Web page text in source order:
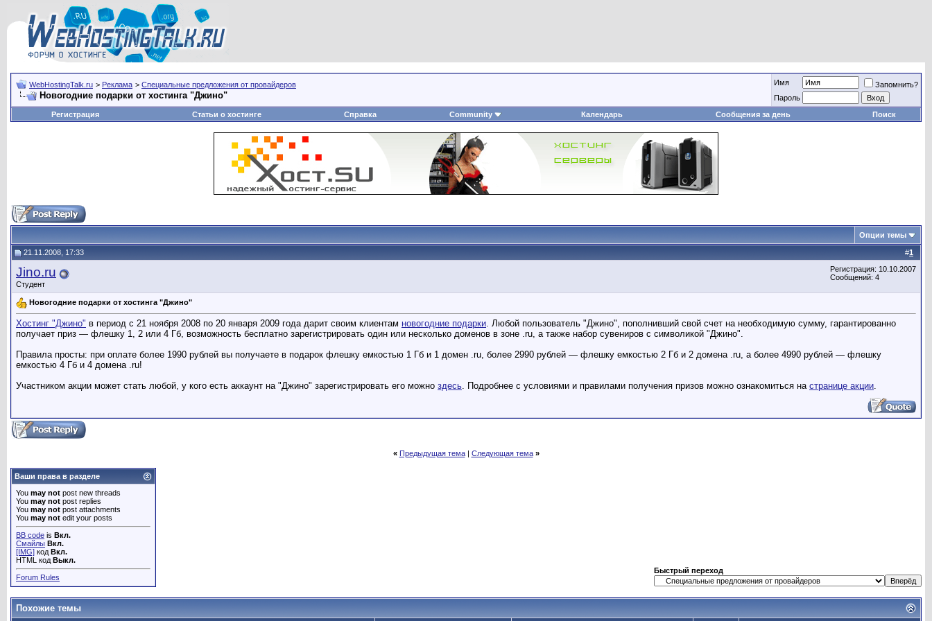
WebHostingTalk.ru > Реклама > Специальные предложения от провайдеров
Новогодние подарки от хостинга "Джино"
Имя
Запомнить?
Пароль
Регистрация
Статьи о хостинге Справка Community Календарь Сообщения за день Поиск
Опции темы
#1
21.11.2008, 17:33
Jino.ru
Студент
Регистрация: 10.10.2007
Сообщений: 4
Новогодние подарки от хостинга "Джино"
Хостинг "Джино" в период с 21 ноября 2008 по 20 января 2009 года дарит своим клиентам новогодние подарки. Любой пользователь "Джино", пополнивший свой счет на необходимую сумму, гарантированно
получает приз — флешку 1, 2 или 4 Гб, возможность бесплатно зарегистрировать один или несколько доменов в зоне .ru, а также набор сувениров с символикой "Джино".
Правила просты: при оплате более 1990 рублей вы получаете в подарок флешку емкостью 1 Гб и 1 домен .ru, более 2990 рублей — флешку емкостью 2 Гб и 2 домена .ru, а более 4990 рублей — флешку
емкостью 4 Гб и 4 домена .ru!
Участником акции может стать любой, у кого есть аккаунт на "Джино" зарегистрировать его можно здесь. Подробнее с условиями и правилами получения призов можно ознакомиться на странице акции.
« Предыдущая тема| Следующая тема »
Ваши права в разделе
You may not post new threads
You may not post replies
You may not post attachments
You may not edit your posts
BB code is Вкл.
Смайлы Вкл.
[IMG] код Вкл.
HTML код Выкл.
Forum Rules
Быстрый переход
Похожие темы